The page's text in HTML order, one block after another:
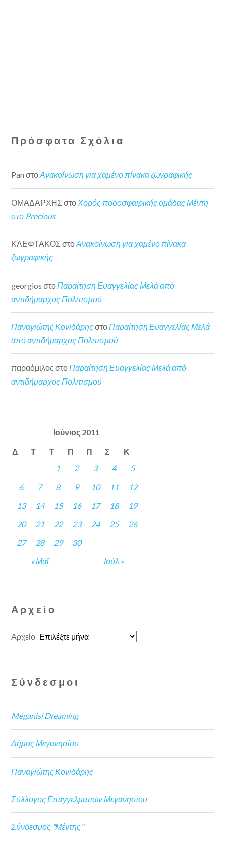
Πρόσφατα Σχόλια
Pan στοΑνακοίνωση για χαμένο πίνακα ζωγραφικής
ΟΜΑΔΑΡΧΗΣ στοΧορός ποδοσφαιρικής ομάδας Μέντη
στο Precious
ΚΛΕΦΤΑΚΟΣ στοΑνακοίνωση για χαμένο πίνακα
ζωγραφικής
georgios στο Παραίτηση Ευαγγελίας Μελά από
αντιδήμαρχος Πολιτισμού
Παναγιώτης Κονιδάρηςστο Παραίτηση Ευαγγελίας Μελά
από αντιδήμαρχος Πολιτισμού
παραόμιλος στοΠαραίτηση Ευαγγελίας Μελά από
αντιδήμαρχος Πολιτισμού
Ιούνιος 2011
Δ Τ Τ Π Π Σ Κ
« Μαΐ Ιούλ »
1 2 3 4
5
6
7 8 9 10 11
12
13
14 15 16 17 18
19
20
21 22 23 24 25
26
27
28 29 30
Αρχείο
Αρχείο
Σύνδεσμοι
Meganisi Dreaming
Δήμος Μεγανησίου
Παναγιώτης Κονιδάρης
Σύλλογος Επαγγελματιών Μεγανησίου
Σύνδεσμος "Μέντης"